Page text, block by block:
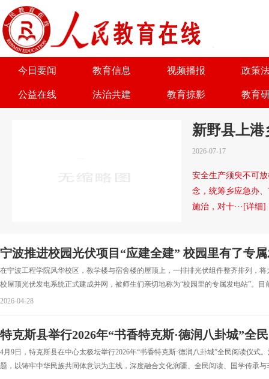
为了实现优势互补、共同
今日要闻 教育信息 视频播报 政策
公益在线 法治共建 教育掠影 教育
新野县上港
2026-07-17
安全生产须臾不可
念，统筹乡应急办
施治，对十···[详细]
宁波推进校园光伏项目“应建全建” 校园里有了专
在宁波工程学院风华校区，教学楼与宿舍楼的屋顶上，一排排光伏组件整齐排列，
校屋顶光伏发电系统正式建成并网，被师生们亲切地称为“校园里的专属发电站”。目
2026-04-28
特克斯县举行2026年“书香特克斯·德润八卦城”全
4月9日，特克斯县在中心太极坛举行2026年“书香特克斯·德润八卦城”全民阅读仪式
题，以铸牢中华民族共同体意识为主线，深度融合文化润疆、全民阅读、国学传承与